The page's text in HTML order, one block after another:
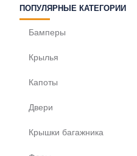
ПОПУЛЯРНЫЕ КАТЕГОРИИ
Бамперы
Крылья
Капоты
Двери
Крышки багажника